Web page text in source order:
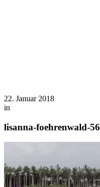
22. Januar 2018
in
lisanna-foehrenwald-56